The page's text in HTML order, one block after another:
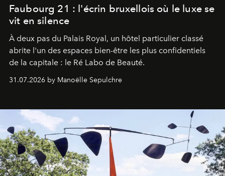
Faubourg 21 : l'écrin bruxellois où le luxe se
vit en silence
À deux pas du Palais Royal, un hôtel particulier classé
abrite l'un des espaces bien-être les plus confidentiels
de la capitale : le Ré Labo de Beauté.
31.07.2026 by Manoëlle Sepulchre